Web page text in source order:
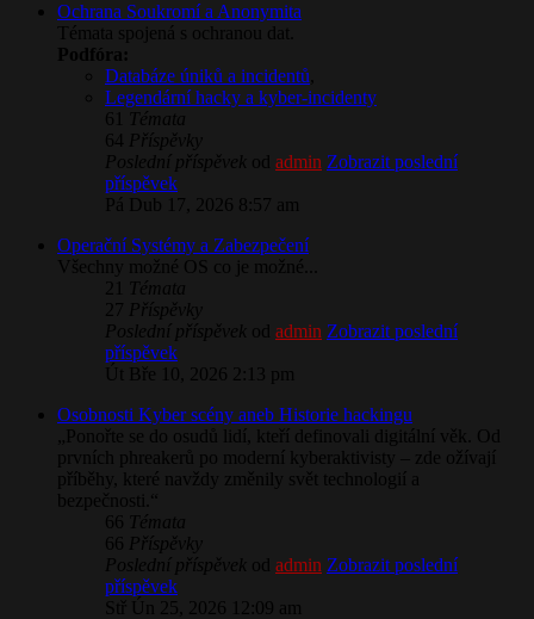
​Ochrana Soukromí a Anonymita
Témata spojená s ochranou dat.
Podfóra:
Databáze úniků a incidentů
Legendární hacky a kyber-incidenty
61
Témata
64 Příspěvky
Poslední příspěvek od admin Zobrazit poslední
příspěvek
Pá Dub 17, 2026 8:57 am
​Operační Systémy a Zabezpečení
Všechny možné OS co je možné...
Témata
27 Příspěvky
Poslední příspěvek od admin Zobrazit poslední
příspěvek
Út Bře 10, 2026 2:13 pm
Osobnosti Kyber scény aneb Historie hackingu
„Ponořte se do osudů lidí, kteří definovali digitální věk. Od
prvních phreakerů po moderní kyberaktivisty – zde ožívají
příběhy, které navždy změnily svět technologií a
bezpečnosti.“
66 Témata
66 Příspěvky
Poslední příspěvek od admin Zobrazit poslední
příspěvek
Stř Ún 25, 2026 12:09 am